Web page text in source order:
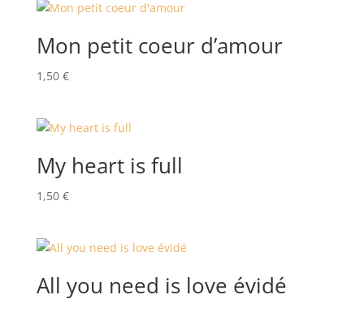
Mon petit coeur d’amour
1,50 €
My heart is full
1,50 €
All you need is love évidé